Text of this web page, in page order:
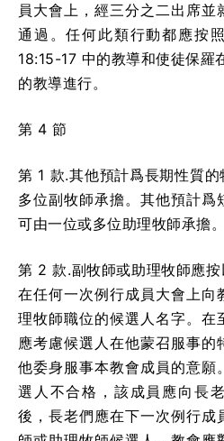
員大會上，經三分之二出席
通過。任何此類行動都應按
18:15-17 中的教導和使徒保羅
的教導進行。
第 4 節
第 1 款.其他預計爲長期性質
多位副牧師承擔。其他預計爲
可由一位或多位助理牧師承擔。
第 2 款.副牧師或助理牧師應
在任何一次例行成員大會上向
理牧師職位的候選人名字。在
應考慮候選人在他蒙召服事的
他委身服事本教會成員的意願
選人不合格，該成員應向長
後，長老們應在下一次例行成